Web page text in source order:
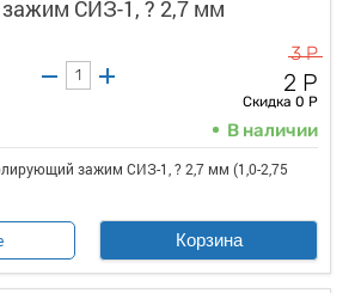
СИЗ-1, ? 2,7 мм
3 Р
2 Р
Скидка 0 Р
В наличии
зажим СИЗ-1, ? 2,7 мм (1,0-2,75
Корзина